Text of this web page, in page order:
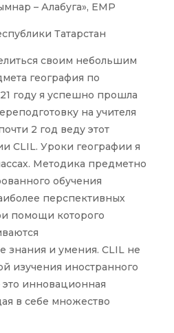
– Алабуга», ЕМР
Татарстан
своим небольшим
география по
году я успешно прошла
на учителя
2 год веду этот
СLIL. Уроки географии я
Методика предметно
обучения
перспективных
помощи которого
знания и умения. CLIL не
изучения иностранного
инновационная
в себе множество